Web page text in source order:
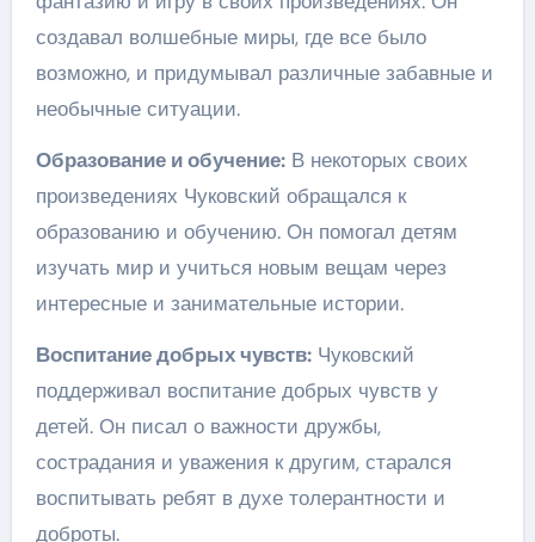
создавал волшебные миры, где все было
возможно, и придумывал различные забавные и
необычные ситуации.
Образование и обучение:В некоторых своих
произведениях Чуковский обращался к
образованию и обучению. Он помогал детям
изучать мир и учиться новым вещам через
интересные и занимательные истории.
Воспитание добрых чувств:Чуковский
поддерживал воспитание добрых чувств у
детей. Он писал о важности дружбы,
сострадания и уважения к другим, старался
воспитывать ребят в духе толерантности и
доброты.